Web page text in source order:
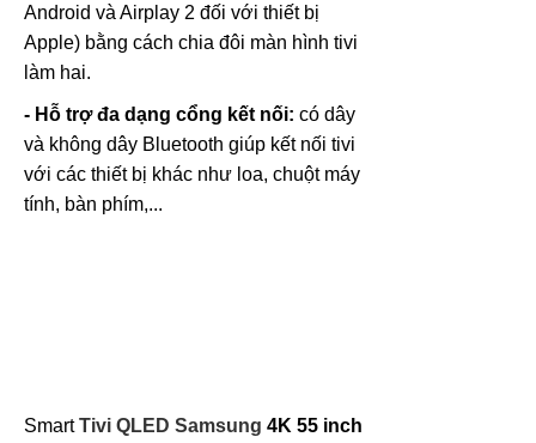
Android và Airplay 2 đối với thiết bị
Apple) bằng cách chia đôi màn hình tivi
làm hai.
- Hỗ trợ đa dạng cổng kết nối: có dây
và không dây Bluetooth giúp kết nối tivi
với các thiết bị khác như loa, chuột máy
tính, bàn phím,...
SmartTivi QLED Samsung 4K 55 inch